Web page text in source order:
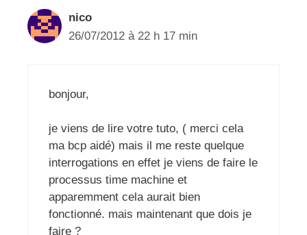
nico
26/07/2012 à 22 h 17 min
bonjour,
je viens de lire votre tuto, ( merci cela
ma bcp aidé) mais il me reste quelque
interrogations en effet je viens de faire le
processus time machine et
apparemment cela aurait bien
fonctionné. mais maintenant que dois je
faire ?